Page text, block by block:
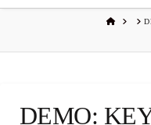
HOME
DEMO: